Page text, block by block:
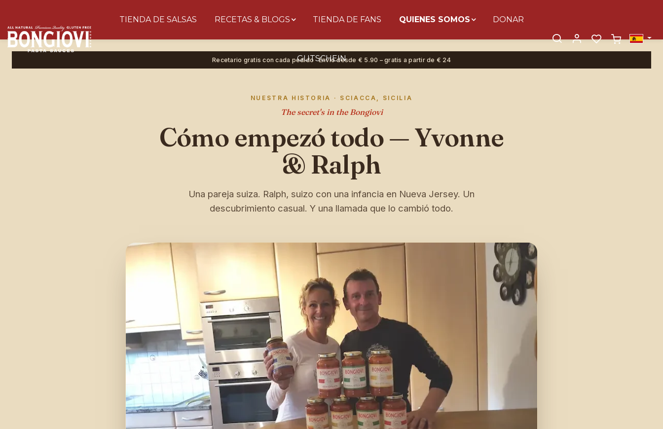
TIENDA DE SALSAS RECETAS & BLOGS TIENDA DE FANS QUIENES SOMOS DONAR
GUTSCHEIN
Recetario gratis con cada pedido · Envío desde € 5.90 – gratis a partir de € 24
NUESTRA HISTORIA · SCIACCA, SICILIA
The secret's in the Bongiovi
Cómo empezó todo — Yvonne
& Ralph
Una pareja suiza. Ralph, suizo con una infancia en Nueva Jersey. Un
descubrimiento casual. Y una llamada que lo cambió todo.
🎉 EXKLUSIV · BIS ZU 20% RABATT
5% Rabatt
BONGIOVI
Dreh am Rad &
sichere dir sofort deinen Rabatt auf echte
sizilianische Pasta-Sauce. 🎁
Ja, ich möchte Bongiovi-News & Angebote per E-Mail
JETZT DREHEN
Nur ein Dreh pro Person. Gültig ab einem Bestellwert von € 50.